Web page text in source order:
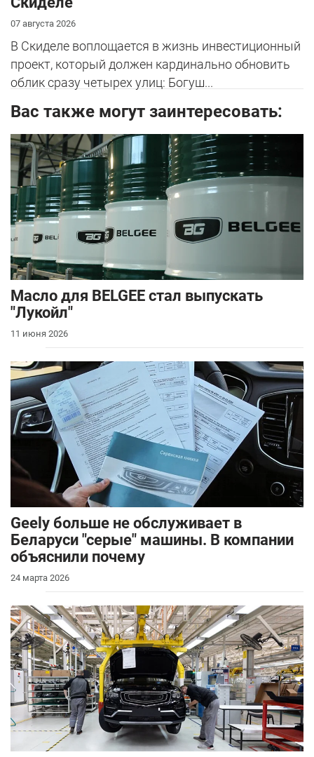
07 августа 2026
В Скиделе воплощается в жизнь инвестиционный
проект, который должен кардинально обновить
облик сразу четырех улиц: Богуш...
Вас также могут заинтересовать:
Масло для BELGEE стал выпускать
"Лукойл"
11 июня 2026
Geely больше не обслуживает в
Беларуси "серые" машины. В компании
объяснили почему
24 марта 2026